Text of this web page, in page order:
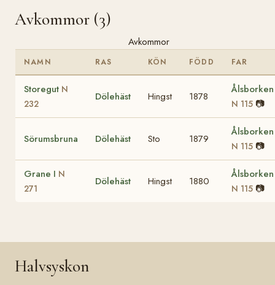
Avkommor (3)
Avkommor
NAMN RAS KÖN FÖDD FAR
Storegut N
232
Dölehäst Hingst 1878
Ålsborken
N 115 📷
Sörumsbruna Dölehäst Sto 1879
Ålsborken
N 115 📷
Grane I N
271
Dölehäst Hingst 1880
Ålsborken
N 115 📷
Halvsyskon